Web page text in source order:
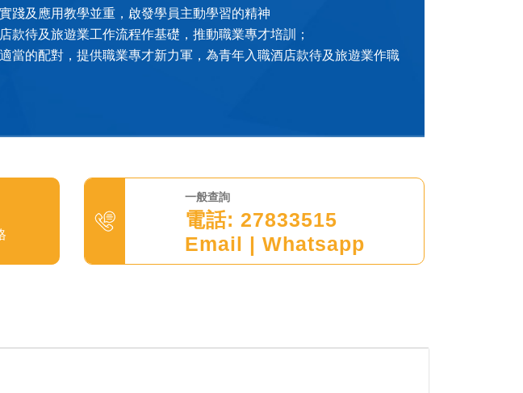
踐及應用教學並重，啟發學員主動學習的精神
款待及旅遊業工作流程作基礎，推動職業專才培訓；
當的配對，提供職業專才新力軍，為青年入職酒店款待及旅遊業作職
一般查詢
電話: 27833515
Email | Whatsapp